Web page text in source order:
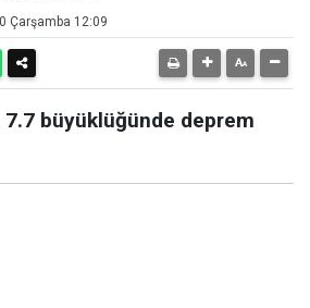
Çarşamba 12:09
7.7 büyüklüğünde deprem